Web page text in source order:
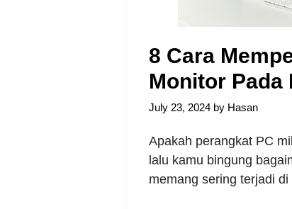
8 Cara
Monitor Pada
July 23, 2024 by Hasan
Apakah perangkat PC
lalu kamu bingung
memang sering terjadi